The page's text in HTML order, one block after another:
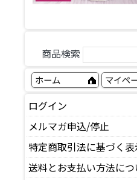
商品検索
ホーム マイペ
ログイン
メルマガ申込/停止
特定商取引法に基づく表
送料とお支払い方法につ